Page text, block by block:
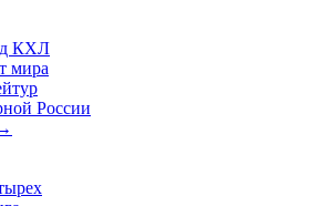
КХЛ
мира
России